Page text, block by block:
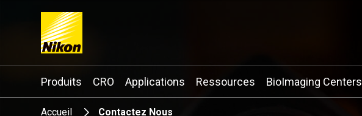
Search keyword(s)
Produits CRO Applications Ressources BioImaging Centers
Accueil Contactez Nous